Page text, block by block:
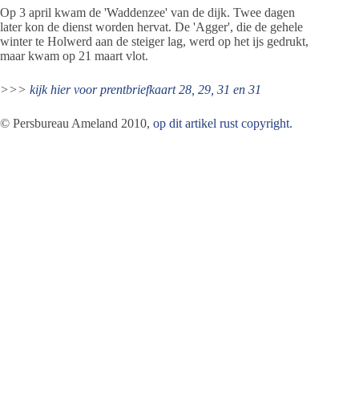
Op 3 april kwam de 'Waddenzee' van de dijk. Twee dagen
later kon de dienst worden hervat. De 'Agger', die de gehele
winter te Holwerd aan de steiger lag, werd op het ijs gedrukt,
maar kwam op 21 maart vlot.
>>> kijk hier voor prentbriefkaart 28, 29, 31 en 31
© Persbureau Ameland 2010, op dit artikel rust copyright.